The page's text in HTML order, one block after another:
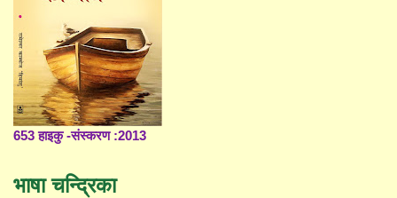
653 हाइकु -संस्करण :2013
भाषा चन्द्रिका